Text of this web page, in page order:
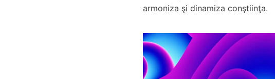
armoniza şi dinamiza conştiinţa.